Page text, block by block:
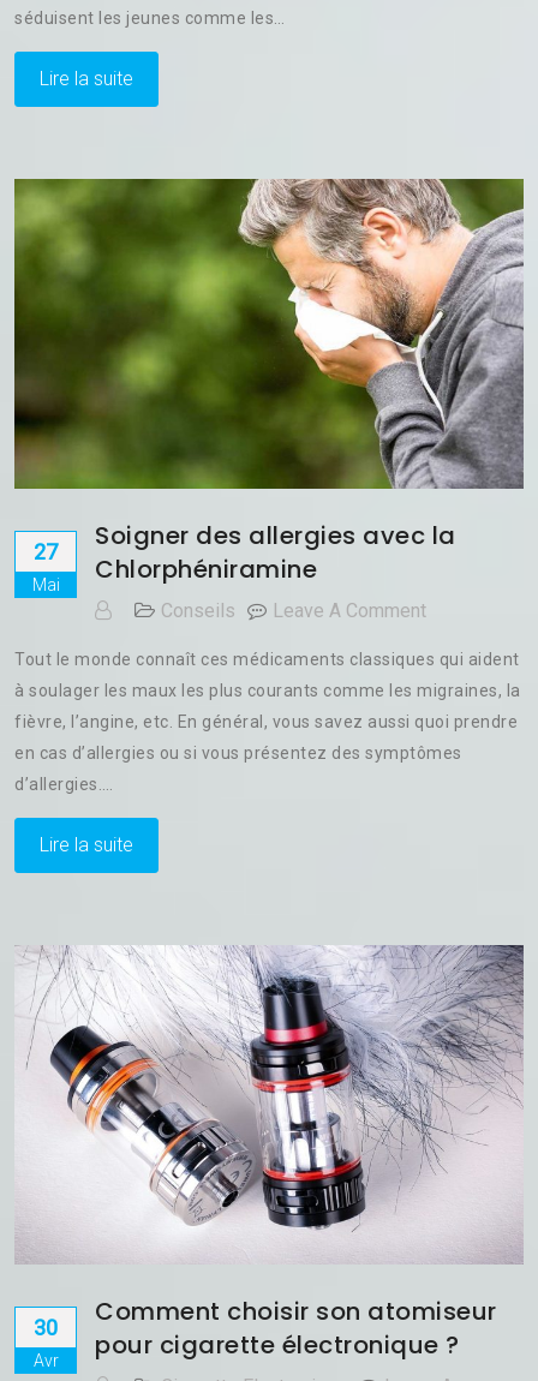
Le
Sur
L’utilisation
Liquide
séduisent les jeunes comme les…
Lire la suite
27
Mai
Soigner des allergies avec la
Chlorphéniramine
Conseils Leave A CommentOn
Des
Allergies
Avec
La
Tout le monde connaît ces médicaments classiques qui aident
à soulager les maux les plus courants comme les migraines, la
fièvre, l’angine, etc. En général, vous savez aussi quoi prendre
en cas d’allergies ou si vous présentez des symptômes
d’allergies.…
Lire la suite
30
Avr
Comment choisir son atomiseur
pour cigarette électronique ?